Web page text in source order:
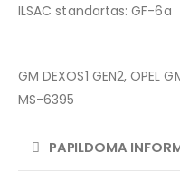
ILSAC standartas: GF-6a
GM DEXOS1 GEN2, OPEL
MS-6395
PAPILDOMA